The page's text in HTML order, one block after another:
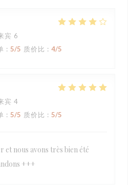
宾 6
: 5/5 质价比 : 4/5
宾 4
: 5/5 质价比 : 5/5
et nous avons très bien été
+++